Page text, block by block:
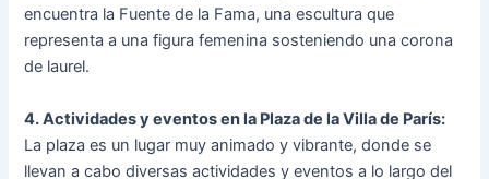
encuentra la Fuente de la Fama, una escultura que
representa a una figura femenina sosteniendo una corona
de laurel.
4. Actividades y eventos en la Plaza de la Villa de París:
La plaza es un lugar muy animado y vibrante, donde se
llevan a cabo diversas actividades y eventos a lo largo del